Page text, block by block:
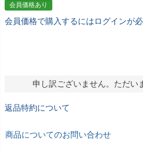
会員価格あり
会員価格で購入するにはログインが必
申し訳ございません。ただい
返品特約について
商品についてのお問い合わせ